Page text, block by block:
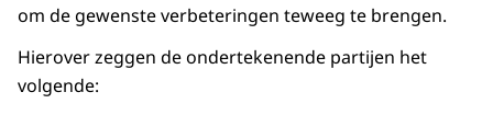
om de gewenste verbeteringen teweeg te brengen.
Hierover zeggen de ondertekenende partijen het
volgende: